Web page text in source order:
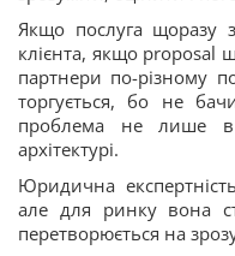
Якщо послуга щоразу
клієнта, якщо proposal
партнери по-різному
торгується, бо не
проблема не лише в
архітектурі.
Юридична
але для ринку вона
перетворюється на